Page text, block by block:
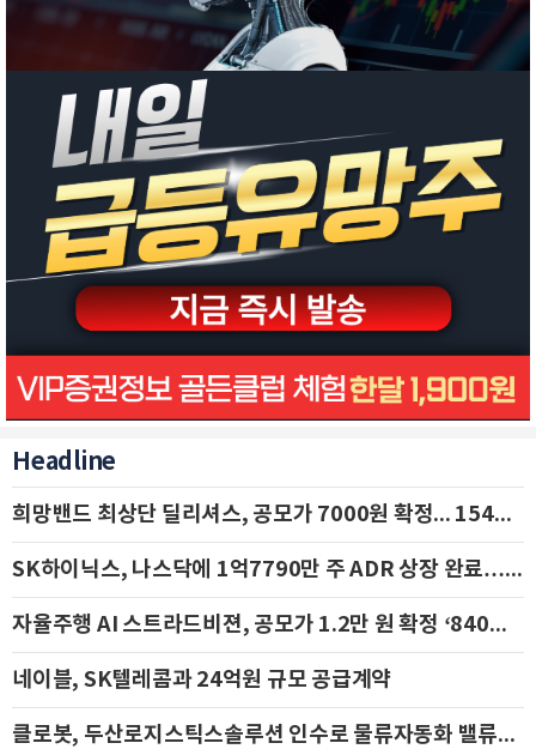
Headline
희망밴드 최상단 딜리셔스, 공모가 7000원 확정... 154억 규모 IPO 돌입
SK하이닉스, 나스닥에 1억7790만 주 ADR 상장 완료…29일 국내 추가 상장
자율주행 AI 스트라드비젼, 공모가 1.2만 원 확정 ‘840억 수혈’
네이블, SK텔레콤과 24억원 규모 공급계약
클로봇, 두산로지스틱스솔루션 인수로 물류자동화 밸류체인 확장 추진 - IBK투자증권